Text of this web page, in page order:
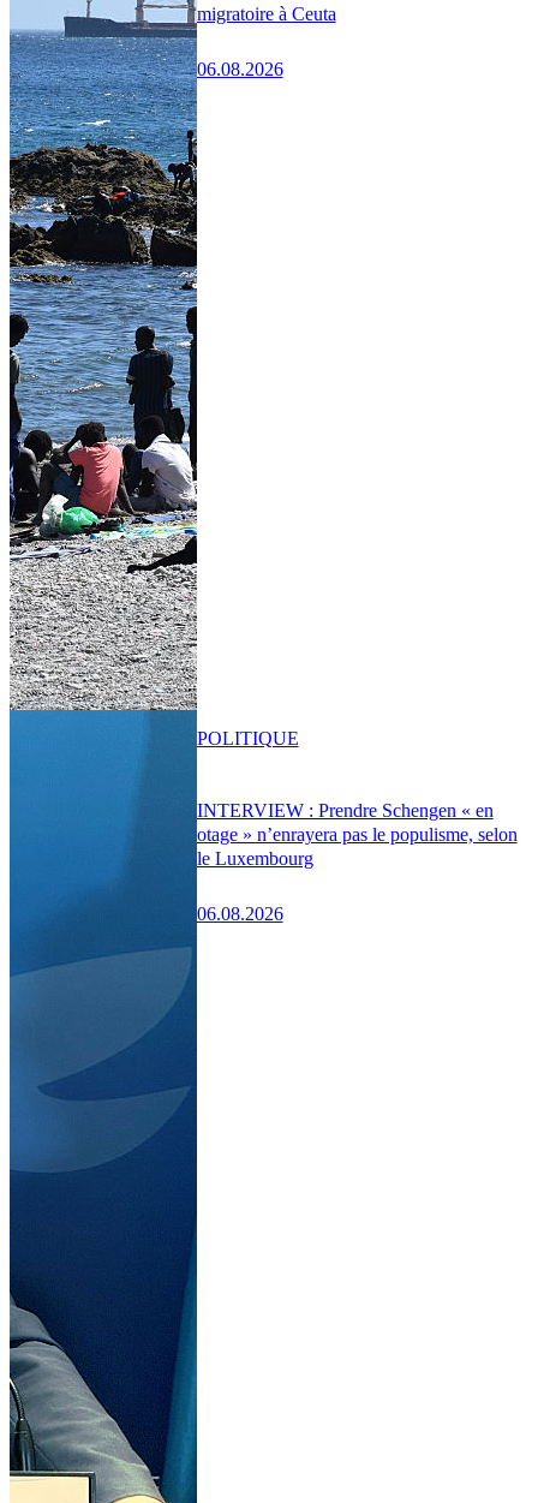
migratoire à Ceuta
06.08.2026
INTERVIEW : Prendre Schengen « en
otage » n’enrayera pas le populisme, selon
le Luxembourg
06.08.2026
POLITIQUE